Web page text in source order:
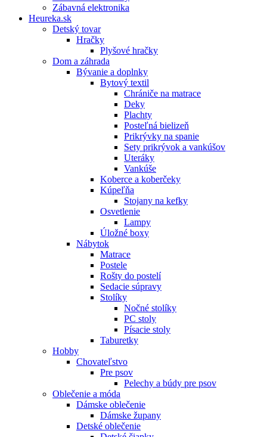
Zábavná elektronika
Heureka.sk
Detský tovar
Hračky
Plyšové hračky
Dom a záhrada
Bývanie a doplnky
Bytový textil
Chrániče na matrace
Deky
Plachty
Posteľná bielizeň
Prikrývky na spanie
Sety prikrývok a vankúšov
Uteráky
Vankúše
Koberce a koberčeky
Kúpeľňa
Stojany na kefky
Osvetlenie
Lampy
Úložné boxy
Nábytok
Matrace
Postele
Rošty do postelí
Sedacie súpravy
Stolíky
Nočné stolíky
PC stoly
Písacie stoly
Taburetky
Hobby
Chovateľstvo
Pre psov
Pelechy a búdy pre psov
Oblečenie a móda
Dámske oblečenie
Dámske župany
Detské oblečenie